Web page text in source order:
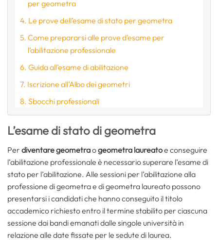
per geometra
Le prove dell’esame di stato per geometra
Come prepararsi alle prove d’esame per
l’abilitazione professionale
Guida all’esame di abilitazione
Iscrizione all’Albo dei geometri
Sbocchi professionali
L’esame di stato di geometra
Per diventare geometraogeometra laureatoe conseguire
l’abilitazione professionale è necessario superare l’esame di
stato per l’abilitazione. Alle sessioni per l’abilitazione alla
professione di geometra e di geometra laureato possono
presentarsi i candidati che hanno conseguito il titolo
accademico richiesto entro il termine stabilito per ciascuna
sessione dai bandi emanati dalle singole università in
relazione alle date fissate per le sedute di laurea.